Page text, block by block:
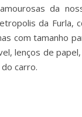
da
da Furla,
com tamanho
lenços de
carro.